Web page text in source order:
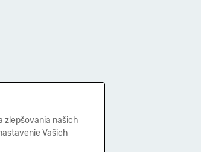
zlepšovania našich
Vašich